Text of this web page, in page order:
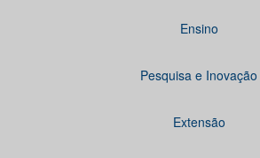
Ensino
Pesquisa e Inovação
Extensão